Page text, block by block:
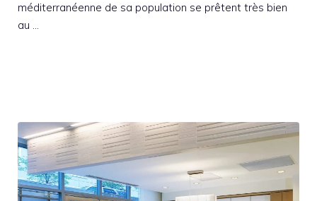
méditerranéenne de sa population se prêtent très bien
au …